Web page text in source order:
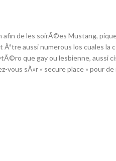
de les soirÃ©es Mustang,
aussi numerous los cuales la
que gay ou lesbienne, aussi
vous sÃ»r « secure place » pour